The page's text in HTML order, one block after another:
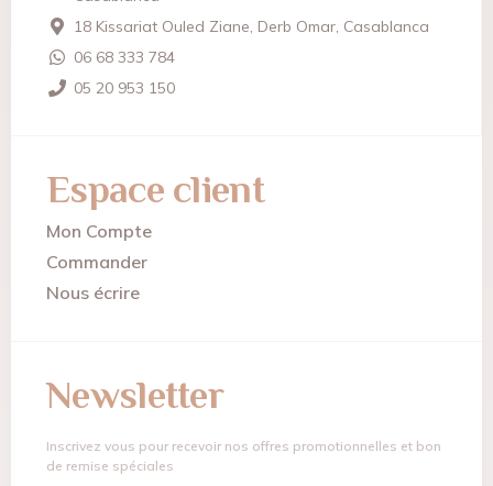
18 Kissariat Ouled Ziane, Derb Omar, Casablanca
06 68 333 784
05 20 953 150
Espace client
Mon Compte
Commander
Nous écrire
Newsletter
Inscrivez vous pour recevoir nos offres promotionnelles et bon
de remise spéciales